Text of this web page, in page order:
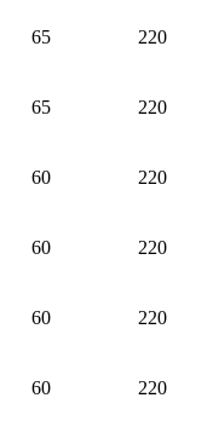
65 220
65 220
60 220
60 220
60 220
60 220